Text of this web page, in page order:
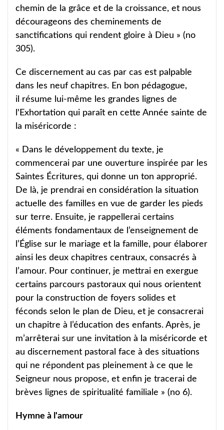
chemin de la grâce et de la croissance, et nous
décourageons des cheminements de
sanctifications qui rendent gloire à Dieu » (no
305).
Ce discernement au cas par cas est palpable
dans les neuf chapitres. En bon pédagogue,
il résume lui-même les grandes lignes de
l'Exhortation qui paraît en cette Année sainte de
la miséricorde :
« Dans le développement du texte, je
commencerai par une ouverture inspirée par les
Saintes Écritures, qui donne un ton approprié.
De là, je prendrai en considération la situation
actuelle des familles en vue de garder les pieds
sur terre. Ensuite, je rappellerai certains
éléments fondamentaux de l’enseignement de
l’Église sur le mariage et la famille, pour élaborer
ainsi les deux chapitres centraux, consacrés à
l’amour. Pour continuer, je mettrai en exergue
certains parcours pastoraux qui nous orientent
pour la construction de foyers solides et
féconds selon le plan de Dieu, et je consacrerai
un chapitre à l’éducation des enfants. Après, je
m’arrêterai sur une invitation à la miséricorde et
au discernement pastoral face à des situations
qui ne répondent pas pleinement à ce que le
Seigneur nous propose, et enfin je tracerai de
brèves lignes de spiritualité familiale » (no 6).
Hymne à l'amour